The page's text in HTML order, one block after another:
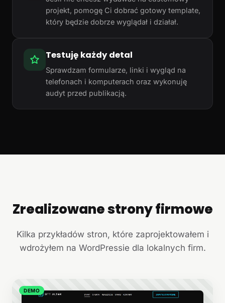
projekt, pomogę Ci dobrać gotowy template,
który będzie dobrze wyglądał i działał.
Testuję każdy detal
Sprawdzam formularze, linki i wygląd na
telefonach i komputerach oraz wykonuję
audyt przed publikacją.
+
Zrealizowane strony firmowe
Kilka przykładów stron, które zaprojektowałem i
wdrożyłem na WordPressie dla lokalnych firm.
DEMO